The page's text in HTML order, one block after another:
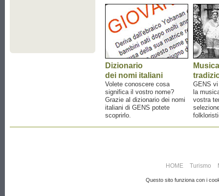
Dizionario
dei nomi italiani
Volete conoscere cosa
significa il vostro nome?
Grazie al dizionario dei nomi
italiani di GENS potete
scoprirlo.
Musica
GENS
la
vostra
HOME Turismo
Questo sito funziona con i